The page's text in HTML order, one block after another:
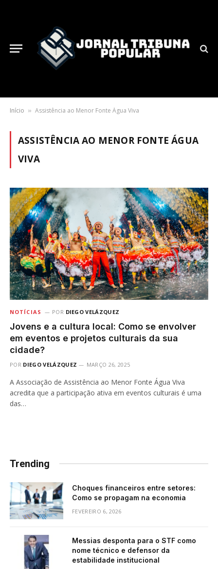
Início » Assistência ao Menor Fonte Água Viva
ASSISTÊNCIA AO MENOR FONTE ÁGUA
VIVA
NOTÍCIAS POR DIEGO VELÁZQUEZ
Jovens e a cultura local: Como se envolver
em eventos e projetos culturais da sua
cidade?
POR DIEGO VELÁZQUEZ MARÇO 26, 2025
A Associação de Assistência ao Menor Fonte Água Viva
acredita que a participação ativa em eventos culturais é uma
das…
Trending
Choques financeiros entre setores:
Como se propagam na economia
FEVEREIRO 6, 2026
Messias desponta para o STF como
nome técnico e defensor da
estabilidade institucional